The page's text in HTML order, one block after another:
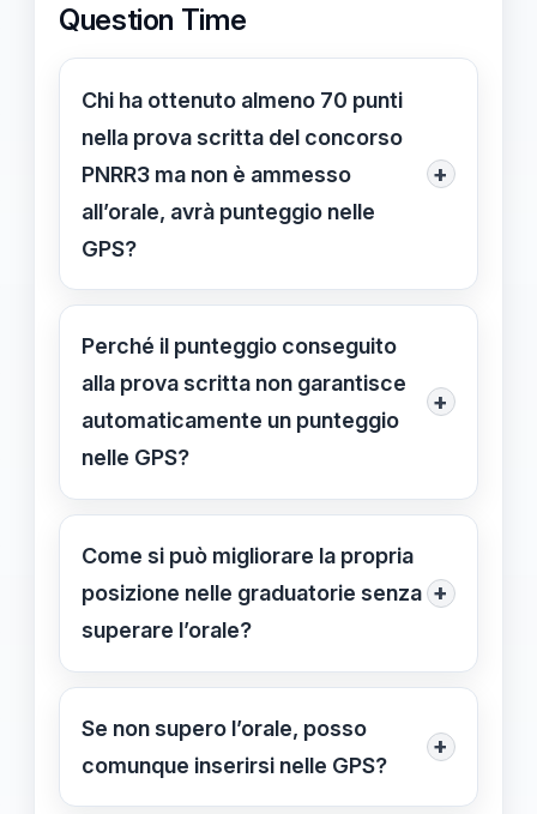
Question Time
Chi ha ottenuto almeno 70 punti
nella prova scritta del concorso
PNRR3 ma non è ammesso
all’orale, avrà punteggio nelle
GPS?
+
No, chi non supera anche la prova
orale non riceve punteggio nelle GPS,
anche avendo ottenuto almeno 70
punti alla prova scritta.
Perché il punteggio conseguito
alla prova scritta non garantisce
automaticamente un punteggio
nelle GPS?
+
Perché il punteggio nelle GPS si
attribuisce solo dopo aver superato
tutte le prove del concorso,
compresa quella orale, come chiarito
Come si può migliorare la propria
posizione nelle graduatorie senza
superare l’orale?
+
Puoi aumentare i punti accumulando
incarichi di supplenza, partecipando
ad altri concorsi o attraverso
Se non supero l’orale, posso
comunque inserirsi nelle GPS?
+